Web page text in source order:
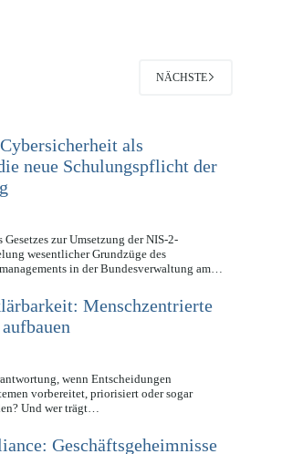
als
neue Schulungspflicht der
zur Umsetzung der NIS-2-
wesentlicher Grundzüge des
Menschzentrierte
wenn Entscheidungen
vorbereitet, priorisiert oder sogar